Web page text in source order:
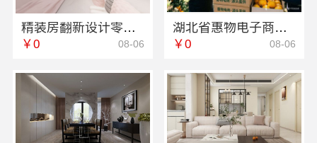
精装房翻新设计零增项——同城快装（湖北）科技有限公司
￥0 08-06
湖北省惠物电子商务有限公司：推荐母婴用品厂家优缺点对比
￥0 08-06